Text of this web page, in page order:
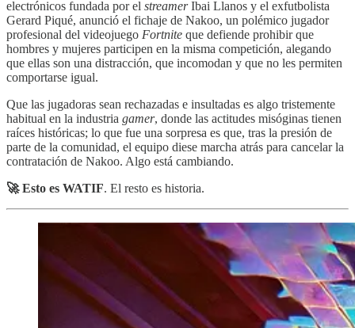
electrónicos fundada por el streamerIbai Llanos y el exfutbolista
Gerard Piqué, anunció el fichaje de Nakoo, un polémico jugador
profesional del videojuego Fortnite que defiende prohibir que
hombres y mujeres participen en la misma competición, alegando
que ellas son una distracción, que incomodan y que no les permiten
comportarse igual.
Que las jugadoras sean rechazadas e insultadas es algo tristemente
habitual en la industria gamer, donde las actitudes misóginas tienen
raíces históricas; lo que fue una sorpresa es que, tras la presión de
parte de la comunidad, el equipo diese marcha atrás para cancelar la
contratación de Nakoo. Algo está cambiando.
🚀 Esto es WATIF. El resto es historia.